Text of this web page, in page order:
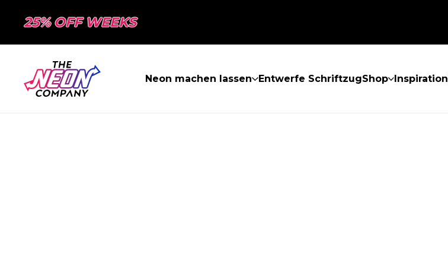
25% OFF WEEKS
Neon machen lassen Entwerfe SchriftzugShop Inspiration